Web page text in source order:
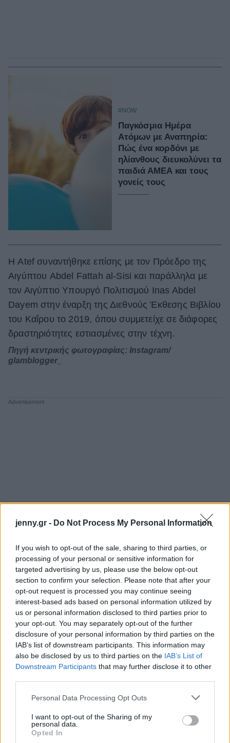
jenny.gr - Do Not Process My Personal Information
If you wish to opt-out of the sale, sharing to third parties, or
processing of your personal or sensitive information for
targeted advertising by us, please use the below opt-out
section to confirm your selection. Please note that after your
opt-out request is processed you may continue seeing
interest-based ads based on personal information utilized by
us or personal information disclosed to third parties prior to
your opt-out. You may separately opt-out of the further
disclosure of your personal information by third parties on the
IAB’s list of downstream participants. This information may
also be disclosed by us to third parties on the IAB’s List of
Downstream Participants that may further disclose it to other
Please note that this website/app uses one or more Google
not limited to your visit or usage behaviour. You may click to
grant or deny consent to Google and its third-party tags to
use your data for below specified purposes in below Google
Personal Data Processing Opt Outs
I want to opt-out of the Sharing of my
personal data.
Opted In
#NOW
Παγκόσμια Ημέρα
Ατόμων με Αναπηρία:
Πώς ένα κορδόνι με
ηλίανθους διευκολύνει τα
παιδιά ΑΜΕΑ και τους
γονείς τους
Η Atef συναντήθηκε επίσης με τον Πρόεδρο της
Αιγύπτου Abdel Fattah al-Sisi και παράλληλα με
τον Αιγύπτιο Υπουργό Πολιτισμού Inas Abdel
Dayem στην έναρξη της Διεθνούς Έκθεσης Βιβλίου
του Καΐρου το 2019, όπου συμμετείχε σε διάφορες
δραστηριότητες εστιασμένες στην τέχνη.
Πηγή κεντρικής φωτογραφίας: Instagram/
glamblogger_